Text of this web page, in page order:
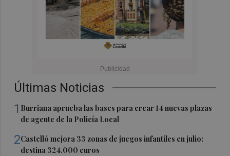
Últimas Noticias
1 Burriana aprueba las bases para crear 14 nuevas plazas
de agente de la Policía Local
2Castelló mejora 33 zonas de juegos infantiles en julio:
destina 324.000 euros